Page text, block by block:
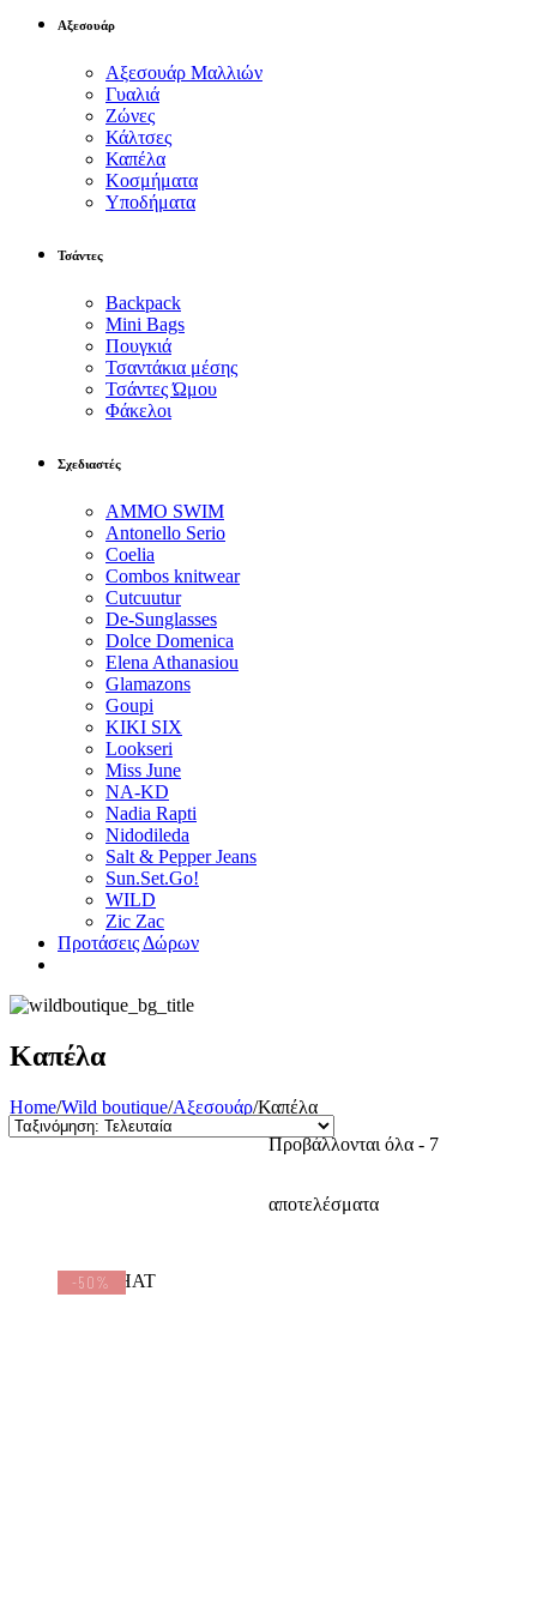
Αξεσουάρ
Αξεσουάρ Μαλλιών
Γυαλιά
Ζώνες
Κάλτσες
Καπέλα
Κοσμήματα
Υποδήματα
Τσάντες
Backpack
Mini Bags
Πουγκιά
Τσαντάκια μέσης
Τσάντες Ώμου
Φάκελοι
Σχεδιαστές
AMMO SWIM
Antonello Serio
Coelia
Combos knitwear
Cutcuutur
De-Sunglasses
Dolce Domenica
Elena Athanasiou
Glamazons
Goupi
KIKI SIX
Lookseri
Miss June
NA-KD
Nadia Rapti
Nidodileda
Salt & Pepper Jeans
Sun.Set.Go!
WILD
Zic Zac
Προτάσεις Δώρων
Καπέλα
Home/Wild boutique/Αξεσουάρ/Καπέλα
Προβάλλονται όλα - 7
αποτελέσματαSorted
-50%